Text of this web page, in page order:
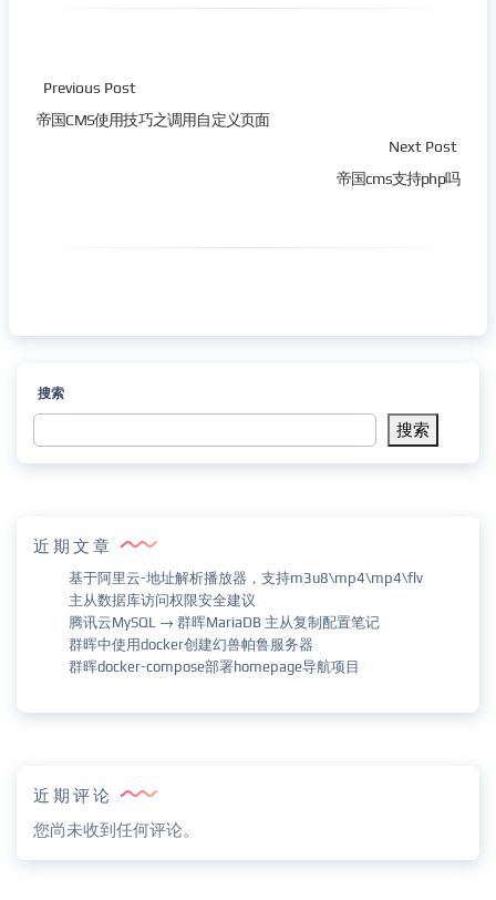
Previous Post
帝国CMS使用技巧之调用自定义页面
Next Post
帝国cms支持php吗
搜索
搜索
近期文章
基于阿里云-地址解析播放器，支持m3u8\mp4\mp4\flv
主从数据库访问权限安全建议
腾讯云MySQL → 群晖MariaDB 主从复制配置笔记
群晖中使用docker创建幻兽帕鲁服务器
群晖docker-compose部署homepage导航项目
近期评论
您尚未收到任何评论。